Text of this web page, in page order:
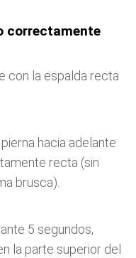
correctamente
con la espalda recta
hacia adelante
recta (sin
brusca).
5 segundos,
la parte superior del